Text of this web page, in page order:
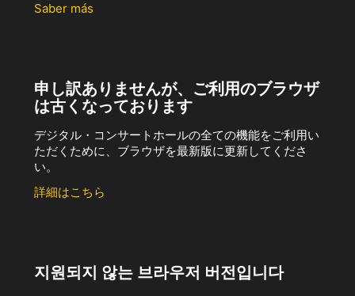
Saber más
申し訳ありませんが、ご利用のブラウザ
は古くなっております
デジタル・コンサートホールの全ての機能をご利用い
ただくために、ブラウザを最新版に更新してくださ
い。
詳細はこちら
지원되지 않는 브라우저 버전입니다